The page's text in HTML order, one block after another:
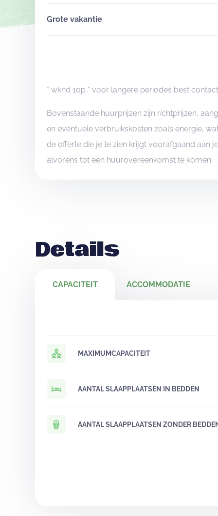
Grote vakantie
* wknd 10p * voor langere periodes best
Bovenstaande huurprijzen zijn richtprijzen,
en eventuele verbruikskosten zoals energie,
de offerte die je te zien krijgt voorafgaand aan
alvorens tot een huurovereenkomst te komen.
Details
CAPACITEIT ACCOMMODATIE
MAXIMUMCAPACITEIT
AANTAL SLAAPPLAATSEN IN BEDDEN
AANTAL SLAAPPLAATSEN ZONDER